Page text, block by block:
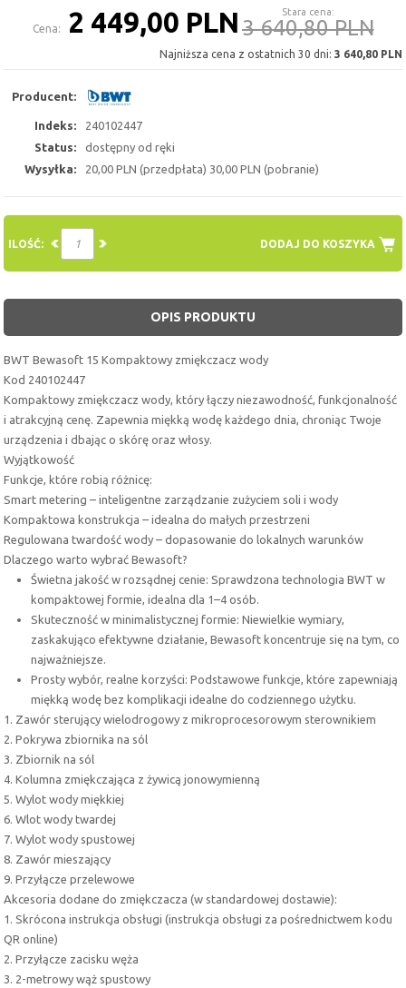
Cena: 2 449,00 PLN Stara cena:
3 640,80 PLN
Najniższa cena z ostatnich 30 dni: 3 640,80 PLN
Producent:
Indeks:
240102447
Status:
dostępny od ręki
Wysyłka:
20,00 PLN (przedpłata) 30,00 PLN (pobranie)
DODAJ DO KOSZYKA
ILOŚĆ:
OPIS PRODUKTU
BWT Bewasoft 15 Kompaktowy zmiękczacz wody
Kod 240102447
Kompaktowy zmiękczacz wody, który łączy niezawodność, funkcjonalność
i atrakcyjną cenę. Zapewnia miękką wodę każdego dnia, chroniąc Twoje
urządzenia i dbając o skórę oraz włosy.
Wyjątkowość
Funkcje, które robią różnicę:
Smart metering – inteligentne zarządzanie zużyciem soli i wody
Kompaktowa konstrukcja – idealna do małych przestrzeni
Regulowana twardość wody – dopasowanie do lokalnych warunków
Dlaczego warto wybrać Bewasoft?
Świetna jakość w rozsądnej cenie: Sprawdzona technologia BWT w
kompaktowej formie, idealna dla 1–4 osób.
Skuteczność w minimalistycznej formie: Niewielkie wymiary,
zaskakująco efektywne działanie, Bewasoft koncentruje się na tym, co
najważniejsze.
Prosty wybór, realne korzyści: Podstawowe funkcje, które zapewniają
miękką wodę bez komplikacji idealne do codziennego użytku.
1. Zawór sterujący wielodrogowy z mikroprocesorowym sterownikiem
2. Pokrywa zbiornika na sól
3. Zbiornik na sól
4. Kolumna zmiękczająca z żywicą jonowymienną
5. Wylot wody miękkiej
6. Wlot wody twardej
7. Wylot wody spustowej
8. Zawór mieszający
9. Przyłącze przelewowe
Akcesoria dodane do zmiękczacza (w standardowej dostawie):
1. Skrócona instrukcja obsługi (instrukcja obsługi za pośrednictwem kodu
QR online)
2. Przyłącze zacisku węża
3. 2-metrowy wąż spustowy